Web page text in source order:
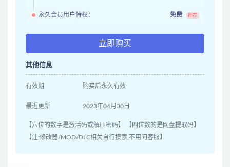
永久会员用户特权： 免费 推荐
立即购买
其他信息
有效期 购买后永久有效
最近更新 2023年04月30日
【六位的数字是激活码或解压密码】 【四位数的是网盘提取码】
【注:修改器/MOD/DLC相关自行摸索,不用问客服】